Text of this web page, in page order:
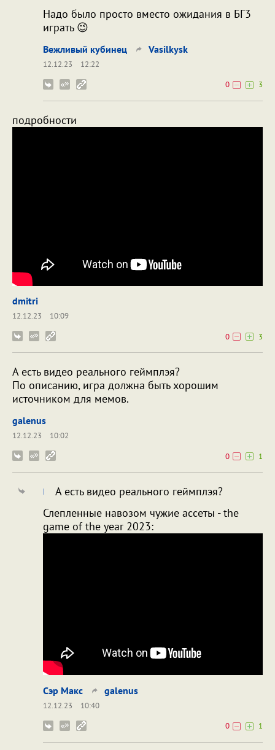
Надо было просто вместо ожидания в БГ3
играть 😉
Вежливый кубинец Vasilkysk
12.12.23
12:22
0
3
подробности
dmitri
12.12.23
10:09
0
3
А есть видео реального геймплэя?
По описанию, игра должна быть хорошим
источником для мемов.
galenus
12.12.23
10:02
0
1
А есть видео реального геймплэя?
Слепленные навозом чужие ассеты - the
game of the year 2023:
Сэр Макс galenus
12.12.23
10:40
0
1